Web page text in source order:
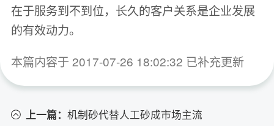
在于服务到不到位，长久的客户关系是企业发展
的有效动力。
本篇内容于 2017-07-26 18:02:32 已补充更新
上一篇： 机制砂代替人工砂成市场主流